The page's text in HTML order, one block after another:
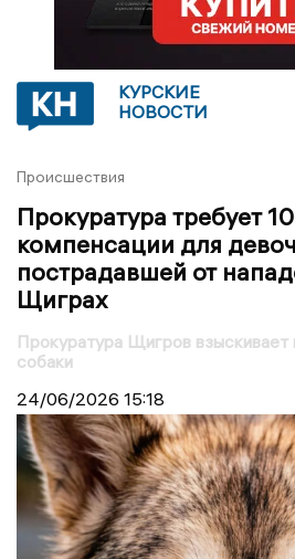
КУРСКИЕ
НОВОСТИ
Происшествия
Прокуратура требует
компенсации для
пострадавшей от
Щиграх
Прокуратура Щигров взыскивает
собаки
24/06/2026 15:18